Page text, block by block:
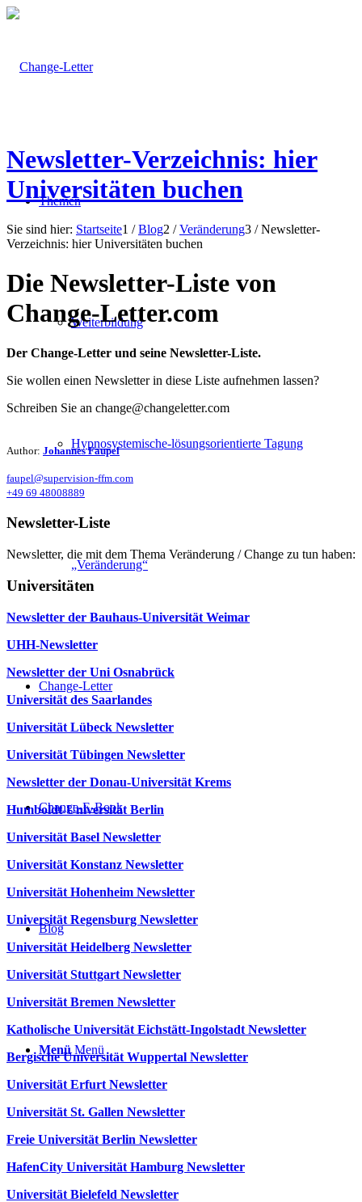
Themen
Weiterbildung
Hypnosystemische-lösungsorientierte Tagung
„Veränderung“
Change-Letter
Change-E-Book
Blog
Menü Menü
Newsletter-Verzeichnis: hier
Universitäten buchen
Sie sind hier: Startseite1 / Blog2 / Veränderung3 / Newsletter-
Verzeichnis: hier Universitäten buchen
Die Newsletter-Liste von
Change-Letter.com
Der Change-Letter und seine Newsletter-Liste.
Sie wollen einen Newsletter in diese Liste aufnehmen lassen?
Schreiben Sie an change@changeletter.com
Author: Johannes Faupel
faupel@supervision-ffm.com
+49 69 48008889
Newsletter-Liste
Newsletter, die mit dem Thema Veränderung / Change zu tun haben:
Universitäten
Newsletter der Bauhaus-Universität Weimar
UHH-Newsletter
Newsletter der Uni Osnabrück
Universität des Saarlandes
Universität Lübeck Newsletter
Universität Tübingen Newsletter
Newsletter der Donau-Universität Krems
Humboldt-Universität Berlin
Universität Basel Newsletter
Universität Konstanz Newsletter
Universität Hohenheim Newsletter
Universität Regensburg Newsletter
Universität Heidelberg Newsletter
Universität Stuttgart Newsletter
Universität Bremen Newsletter
Katholische Universität Eichstätt-Ingolstadt Newsletter
Bergische Universität Wuppertal Newsletter
Universität Erfurt Newsletter
Universität St. Gallen Newsletter
Freie Universität Berlin Newsletter
HafenCity Universität Hamburg Newsletter
Universität Bielefeld Newsletter